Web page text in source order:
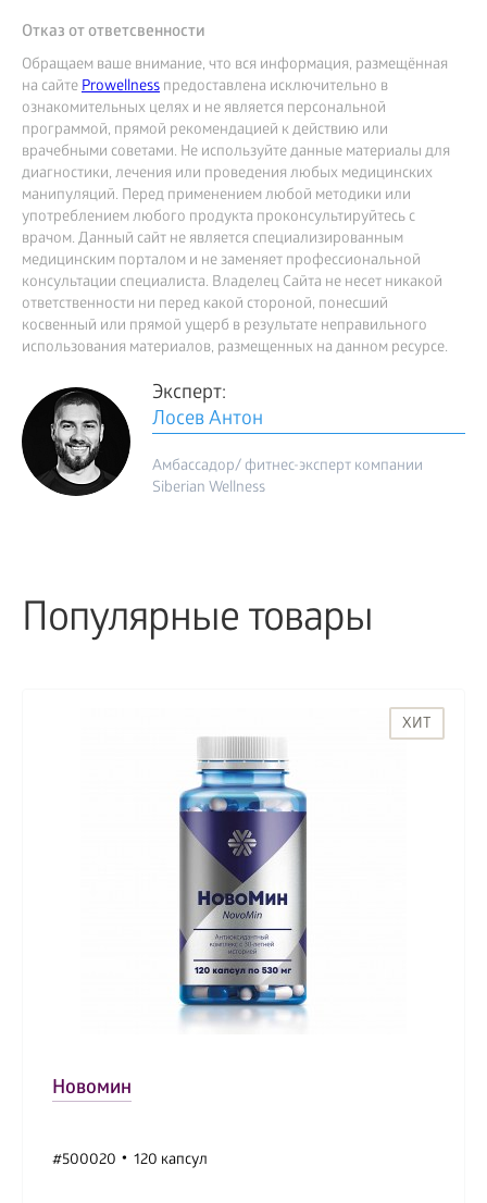
Отказ от ответсвенности
Обращаем ваше внимание, что вся информация, размещённая
на сайтеProwellness предоставлена исключительно в
ознакомительных целях и не является персональной
программой, прямой рекомендацией к действию или
врачебными советами. Не используйте данные материалы для
диагностики, лечения или проведения любых медицинских
манипуляций. Перед применением любой методики или
употреблением любого продукта проконсультируйтесь с
врачом. Данный сайт не является специализированным
медицинским порталом и не заменяет профессиональной
консультации специалиста. Владелец Сайта не несет никакой
ответственности ни перед какой стороной, понесший
косвенный или прямой ущерб в результате неправильного
использования материалов, размещенных на данном ресурсе.
Эксперт:
Лосев Антон
Амбассадор/ фитнес-эксперт компании
Siberian Wellness
Популярные товары
ХИТ
Новомин
#500020 120 капсул